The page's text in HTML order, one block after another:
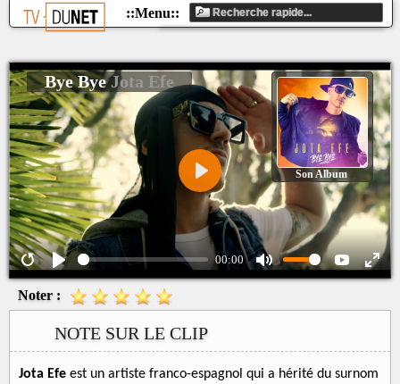
00:00
Play
Bye ByeJota Efe
Son Album
Noter :
NOTE SUR LE CLIP
Jota Efe est un artiste franco-espagnol qui a hérité du surnom